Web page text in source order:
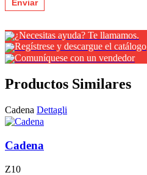
¿Necesitas ayuda? Te llamamos.
Regístrese y descargue el catálogo
Comuníquese con un vendedor
Productos Similares
Cadena Dettagli
Cadena
Z10